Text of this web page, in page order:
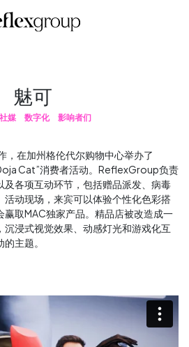
魅可
社媒 数字化 影响者们
在加州格伦代尔购物中心举办了
Cat”消费者活动。ReflexGroup负责
各项互动环节，包括赠品派发、病毒
动现场，来宾可以体验个性化色彩搭
取MAC独家产品。精品店被改造成一
浸式视觉效果、动感灯光和游戏化互
主题。